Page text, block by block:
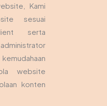
Kami
sesuai
serta
website
konten